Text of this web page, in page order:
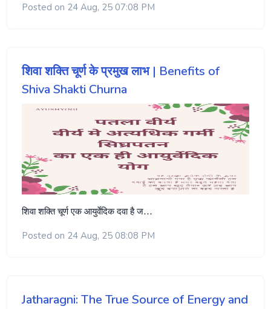
Posted on 24 Aug, 25 07:08 PM
शिवा शक्ति चूर्ण के प्रमुख लाभ | Benefits of
Shiva Shakti Churna
शिवा शक्ति चूर्ण एक आयुर्वेदिक दवा है ज…
Posted on 24 Aug, 25 08:08 PM
Jatharagni: The True Source of Energy and